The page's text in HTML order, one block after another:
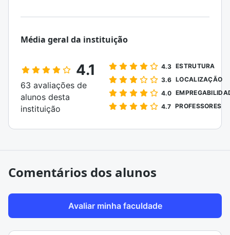
Média geral da instituição
4.1
63 avaliações de
alunos desta
instituição
4.3 ESTRUTURA
3.6 LOCALIZAÇÃO
4.0
4.7 PROFESSORES
Comentários dos alunos
Avaliar minha faculdade